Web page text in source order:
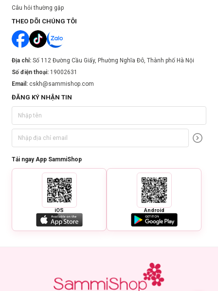
Câu hỏi thường gặp
THEO DÕI CHÚNG TÔI
Địa chỉ: Số 112 Đường Cầu Giấy, Phường Nghĩa Đô, Thành phố Hà Nội
Số điện thoại: 19002631
Email: cskh@sammishop.com
ĐĂNG KÝ NHẬN TIN
Tải ngay App SammiShop
iOS Android